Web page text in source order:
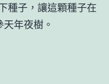
種子，讓這顆種子在
年夜樹。